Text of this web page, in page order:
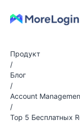
Продукт
/
Блог
/
Account
/
Top 5 Бесплатных